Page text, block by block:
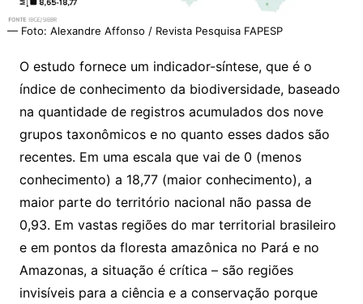
— Foto: Alexandre Affonso / Revista Pesquisa FAPESP
O estudo fornece um indicador-síntese, que é o
índice de conhecimento da biodiversidade, baseado
na quantidade de registros acumulados dos nove
grupos taxonômicos e no quanto esses dados são
recentes. Em uma escala que vai de 0 (menos
conhecimento) a 18,77 (maior conhecimento), a
maior parte do território nacional não passa de
0,93. Em vastas regiões do mar territorial brasileiro
e em pontos da floresta amazônica no Pará e no
Amazonas, a situação é crítica – são regiões
invisíveis para a ciência e a conservação porque